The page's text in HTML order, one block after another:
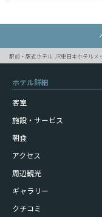
駅前・駅近ホテル JR東日本ホテルメ
ホテル詳細
客室
施設・サービス
朝食
アクセス
周辺観光
ギャラリー
クチコミ